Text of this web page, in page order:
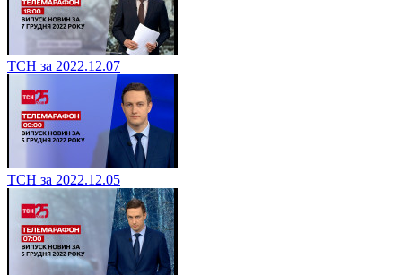
ТСН за 2022.12.07
ТСН за 2022.12.05